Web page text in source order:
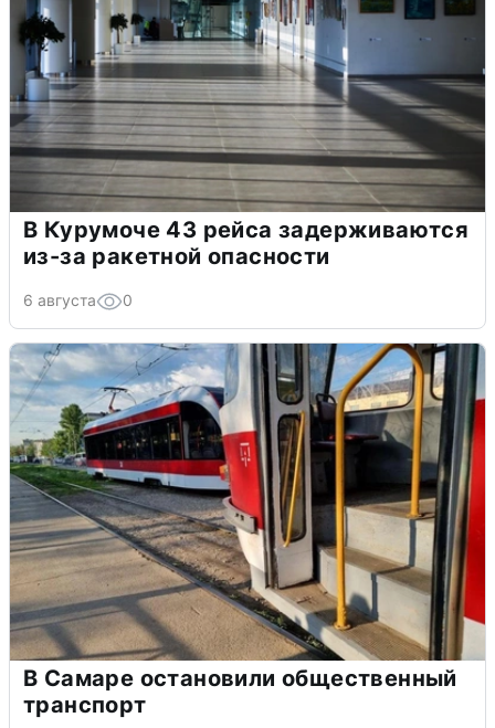
В Курумоче 43 рейса задерживаются
из-за ракетной опасности
6 августа 0
В Самаре остановили общественный
транспорт